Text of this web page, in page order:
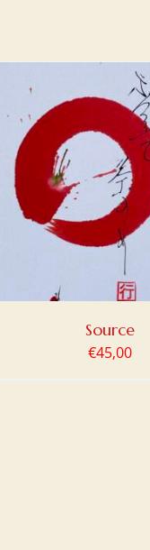
Source
€45,00